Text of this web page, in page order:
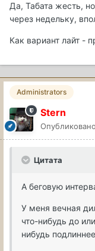
Да, Табата жесть,
через недельку,
Как вариант лайт -
Administrators
Stern
Опубликовано
Цитата
А беговую
У меня вечная
что-нибудь до
нибудь